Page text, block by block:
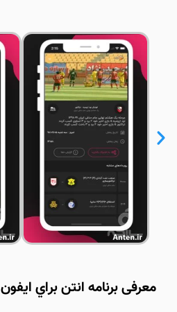
معرفی برنامه انتن براي ايفون